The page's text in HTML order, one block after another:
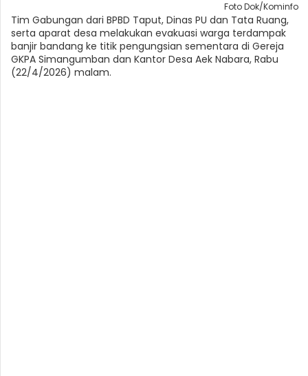
Foto Dok/Kominfo
Tim Gabungan dari BPBD Taput, Dinas PU dan Tata Ruang,
serta aparat desa melakukan evakuasi warga terdampak
banjir bandang ke titik pengungsian sementara di Gereja
GKPA Simangumban dan Kantor Desa Aek Nabara, Rabu
(22/4/2026) malam.